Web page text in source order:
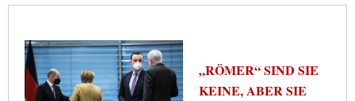
„RÖMER“ SIND SIE
KEINE, ABER SIE